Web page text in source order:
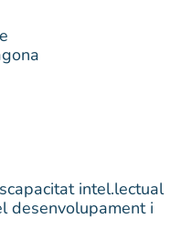
intel.lectual
desenvolupament i